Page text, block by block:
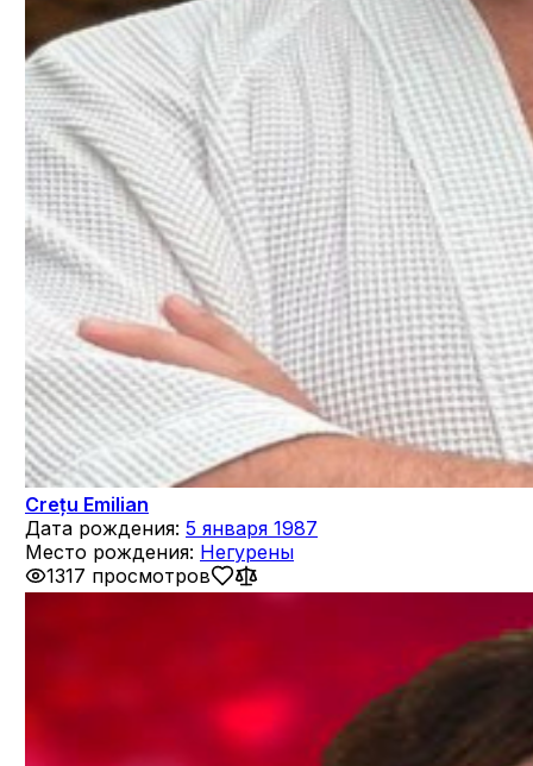
Crețu Emilian
Дата рождения: 5 января 1987
Место рождения: Негурены
1317 просмотров